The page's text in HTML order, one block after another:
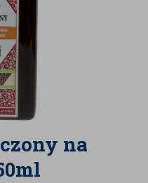
na